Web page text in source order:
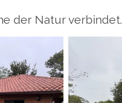
der Natur verbindet.